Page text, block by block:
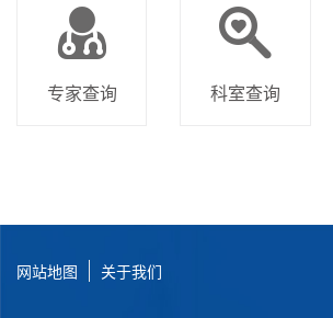
专家查询 科室查询
网站地图 关于我们